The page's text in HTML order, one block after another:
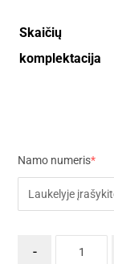
Skaičių
komplektacija
Namo numeris*
-